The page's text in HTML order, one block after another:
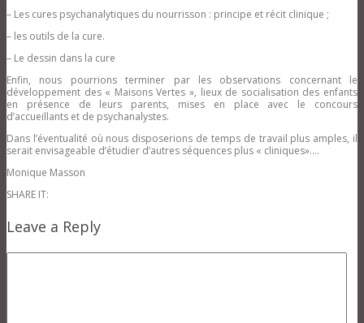
– Les cures psychanalytiques du nourrisson : principe et récit clinique ;
– les outils de la cure.
– Le dessin dans la cure
Enfin, nous pourrions terminer par les observations concernant le
développement des « Maisons Vertes », lieux de socialisation des enfants
en présence de leurs parents, mises en place avec le concours
d’accueillants et de psychanalystes.
Dans l’éventualité où nous disposerions de temps de travail plus amples, il
serait envisageable d’étudier d’autres séquences plus « cliniques»….
Monique Masson
SHARE IT:
Leave a Reply